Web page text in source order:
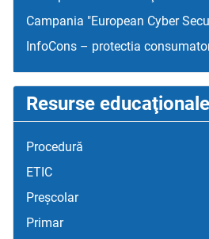
Campania "European Cyber
InfoCons – protectia
Resurse
Procedură
ETIC
Preșcolar
Primar